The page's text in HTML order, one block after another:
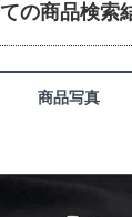
の商品検索
商品写真